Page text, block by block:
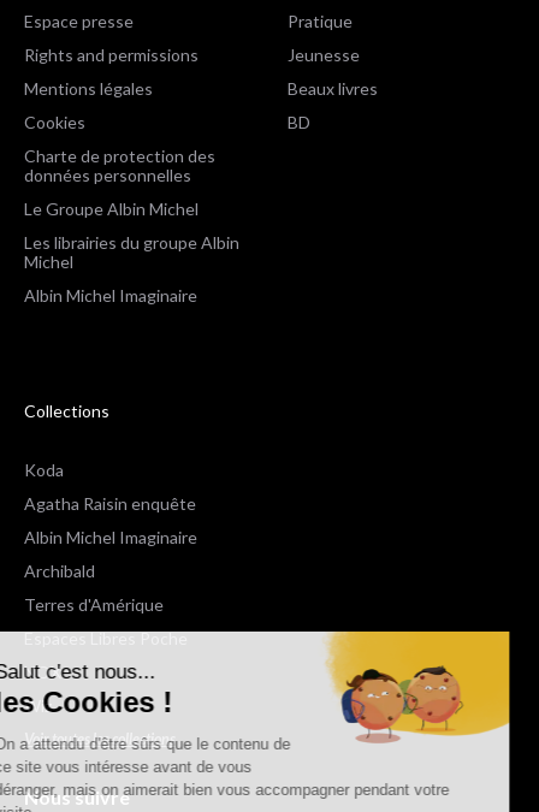
Salut c'est nous...
les Cookies !
On a attendu d'être sûrs que le contenu de
ce site vous intéresse avant de vous
déranger, mais on aimerait bien vous accompagner pendant votre
Espace presse
Rights and permissions
Mentions légales
Cookies
Charte de protection des
données personnelles
Le Groupe Albin Michel
Les librairies du groupe Albin
Michel
Albin Michel Imaginaire
Pratique
Jeunesse
Beaux livres
BD
Collections
Koda
Agatha Raisin enquête
Albin Michel Imaginaire
Archibald
Terres d'Amérique
Espaces Libres Poche
NOX
Wiz
Voir toutes les collections
Nous suivre